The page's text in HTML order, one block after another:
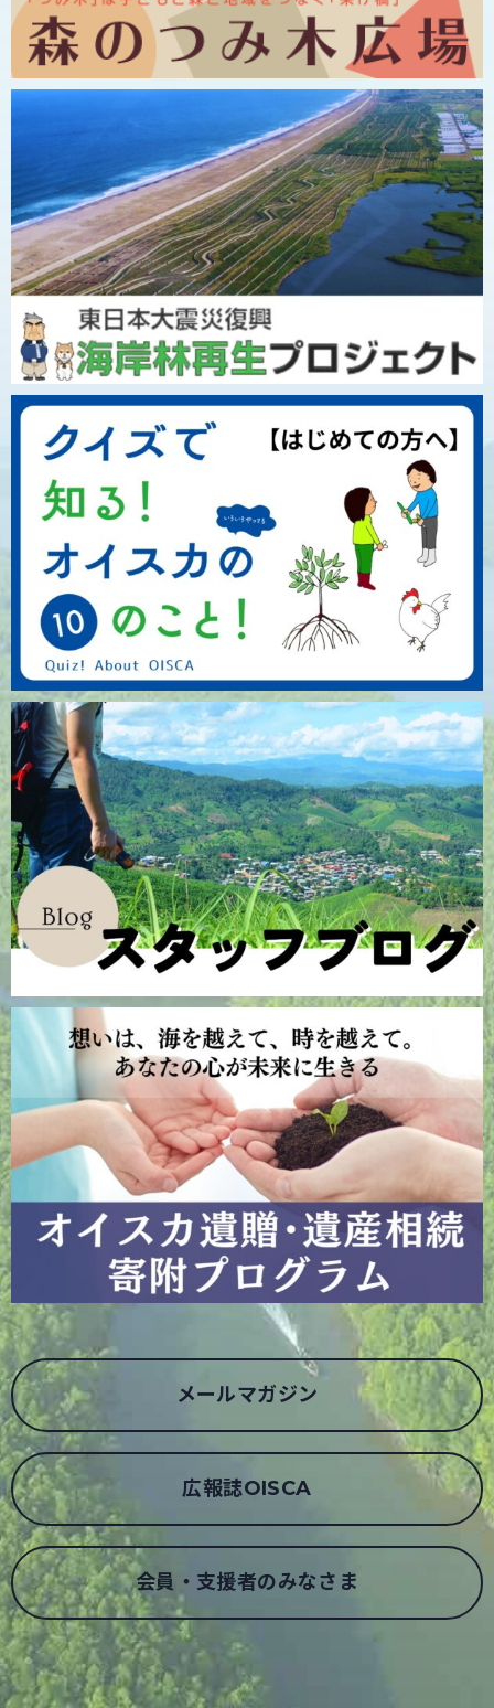
メールマガジン
広報誌OISCA
会員・支援者のみなさま